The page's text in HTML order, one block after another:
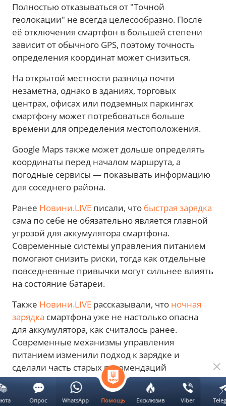
Полностью отказываться от "Точной
геолокации" не всегда целесообразно. После
её отключения смартфон в большей степени
зависит от обычного GPS, поэтому точность
определения координат может снизиться.
На открытой местности разница почти
незаметна, однако в зданиях, торговых
центрах, офисах или подземных паркингах
смартфону может потребоваться больше
времени для определения местоположения.
Google Maps также может дольше определять
координаты перед началом маршрута, а
погодные сервисы — показывать информацию
для соседнего района.
Ранее Новини.LIVE писали, что быстрая зарядка
сама по себе не обязательно является главной
угрозой для аккумулятора смартфона.
Современные системы управления питанием
помогают снизить риски, тогда как отдельные
повседневные привычки могут сильнее влиять
на состояние батареи.
Также Новини.LIVE рассказывали, что ночная
зарядка смартфона уже не настолько опасна
для аккумулятора, как считалось ранее.
Современные механизмы управления
питанием изменили подход к зарядке и
сделали часть старых рекомендаций
неактуальной.
Помощь Ексклюзив Viber
Опрос WhatsApp